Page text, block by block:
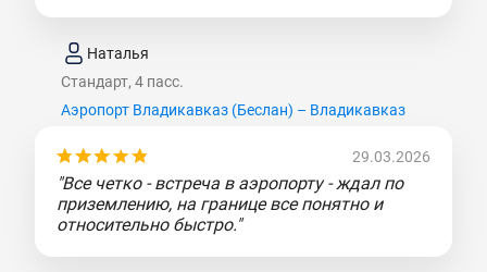
Наталья
Стандарт, 4 пасс.
Аэропорт Владикавказ (Беслан) – Владикавказ
29.03.2026
"Все четко - встреча в аэропорту - ждал по
приземлению, на границе все понятно и
относительно быстро."